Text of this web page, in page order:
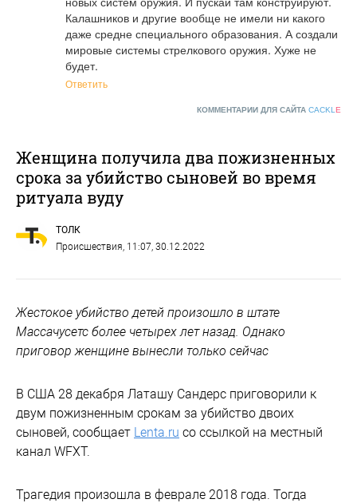
Калашников и другие вообще не имели ни какого
даже средне специального образования. А создали
мировые системы стрелкового оружия. Хуже не
будет.
Ответить
КОММЕНТАРИИ ДЛЯ САЙТА CACKL E
Женщина получила два пожизненных
срока за убийство сыновей во время
ритуала вуду
ТОЛК
Происшествия, 11:07, 30.12.2022
Жестокое убийство детей произошло в штате
Массачусетс более четырех лет назад. Однако
приговор женщине вынесли только сейчас
В США 28 декабря Латашу Сандерс приговорили к
двум пожизненным срокам за убийство двоих
сыновей, сообщает Lenta.ru cо ссылкой на местный
канал WFXT.
Трагедия произошла в феврале 2018 года. Тогда